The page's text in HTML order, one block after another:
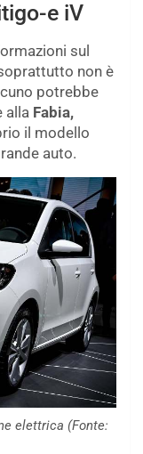
e iV
sul
non è
potrebbe
alla Fabia,
il modello
auto.
elettrica (Fonte: